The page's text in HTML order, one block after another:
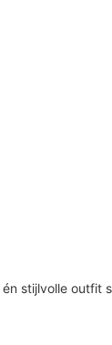
stijlvolle outfit